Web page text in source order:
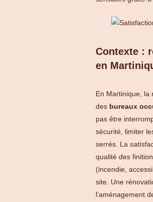
Contexte :
en
En Martinique, la
des bureaux
pas être
sécurité, limiter
serrés. La
qualité des
(incendie,
site. Une
l’aménagement